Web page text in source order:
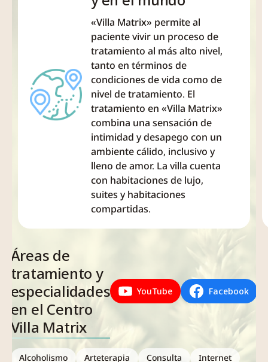
tiempo conduce a un...
«Villa Matrix» permite al
paciente vivir un proceso de
tratamiento al más alto nivel,
tanto en términos de
condiciones de vida como de
nivel de tratamiento. El
tratamiento en «Villa Matrix»
combina una sensación de
intimidad y desapego con un
ambiente cálido, inclusivo y
lleno de amor. La villa cuenta
con habitaciones de lujo,
suites y habitaciones
compartidas.
Áreas de
tratamiento y
especialidades
en el Centro
Villa Matrix
YouTube Facebook
Alcoholismo Arteterapia Consulta
Internet